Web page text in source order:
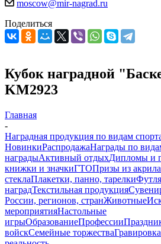
moscow@mir-nagrad.ru
Поделиться
Кубок наградной
KM2923
Главная
-
Наградная продукция по видам
НовинкиРаспродажаНаграды по
наградыАктивный отдыхДипломы и
книжки и значкиГТОПризы из акрила
стеклаПлакетки, панно, тарелки
наградТекстильная продукция
России, регионов, странЖивотные
мероприятияНастольные
игрыОбразованиеПрофессии
войскСемейные торжестваГравировка